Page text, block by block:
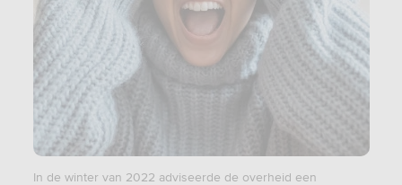
In de winter van 2022 adviseerde de overheid een